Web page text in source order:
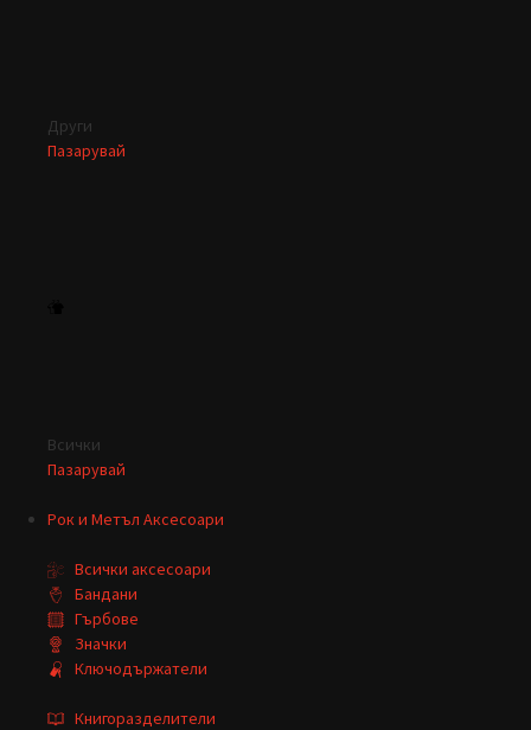
Други
Пазарувай
Всички
Пазарувай
Рок и Метъл Аксесоари
Всички аксесоари
Бандани
Гърбове
Значки
Ключодържатели
Книгоразделители